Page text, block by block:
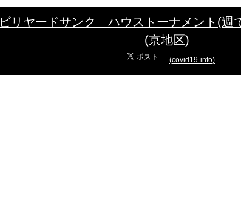
ビリヤードサンク ハウストーナメント(週
(京地区)
(covid19-info)